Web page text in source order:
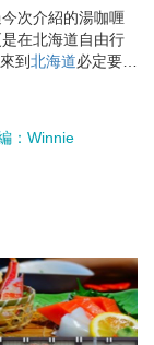
次介紹的湯咖喱
在北海道自由行
到北海道必定要試
：Winnie